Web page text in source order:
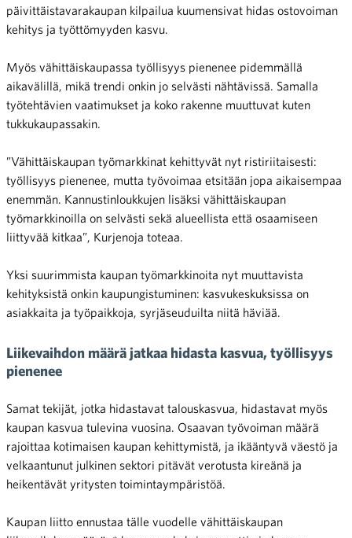
päivittäistavarakaupan kilpailua kuumensivat hidas ostovoiman
kehitys ja työttömyyden kasvu.
Myös vähittäiskaupassa työllisyys pienenee pidemmällä
aikavälillä, mikä trendi onkin jo selvästi nähtävissä. Samalla
työtehtävien vaatimukset ja koko rakenne muuttuvat kuten
tukkukaupassakin.
”Vähittäiskaupan työmarkkinat kehittyvät nyt ristiriitaisesti:
työllisyys pienenee, mutta työvoimaa etsitään jopa aikaisempaa
enemmän. Kannustinloukkujen lisäksi vähittäiskaupan
työmarkkinoilla on selvästi sekä alueellista että osaamiseen
liittyvää kitkaa”, Kurjenoja toteaa.
Yksi suurimmista kaupan työmarkkinoita nyt muuttavista
kehityksistä onkin kaupungistuminen: kasvukeskuksissa on
asiakkaita ja työpaikkoja, syrjäseuduilta niitä häviää.
Liikevaihdon määrä jatkaa hidasta kasvua, työllisyys
pienenee
Samat tekijät, jotka hidastavat talouskasvua, hidastavat myös
kaupan kasvua tulevina vuosina. Osaavan työvoiman määrä
rajoittaa kotimaisen kaupan kehittymistä, ja ikääntyvä väestö ja
velkaantunut julkinen sektori pitävät verotusta kireänä ja
heikentävät yritysten toimintaympäristöä.
Kaupan liitto ennustaa tälle vuodelle vähittäiskaupan